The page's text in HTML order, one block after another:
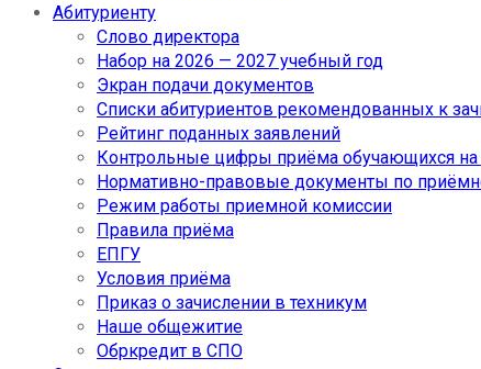
Абитуриенту
Слово директора
Набор на 2026 — 2027 учебный год
Экран подачи документов
Cписки абитуриентов рекомендованных к
Рейтинг поданных заявлений
Контрольные цифры приёма обучающихся на
Нормативно-правовые документы по
Режим работы приемной комиссии
Правила приёма
ЕПГУ
Условия приёма
Приказ о зачислении в техникум
Наше общежитие
Обркредит в СПО